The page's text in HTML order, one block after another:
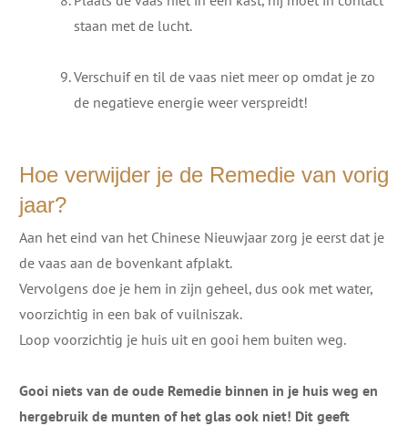
staan met de lucht.
Verschuif en til de vaas niet meer op omdat je zo
de negatieve energie weer verspreidt!
Hoe verwijder je de Remedie van vorig
jaar?
Aan het eind van het Chinese Nieuwjaar zorg je eerst dat je
de vaas aan de bovenkant afplakt.
Vervolgens doe je hem in zijn geheel, dus ook met water,
voorzichtig in een bak of vuilniszak.
Loop voorzichtig je huis uit en gooi hem buiten weg.
Gooi niets van de oude Remedie binnen in je huis weg en
hergebruik de munten of het glas ook niet! Dit geeft